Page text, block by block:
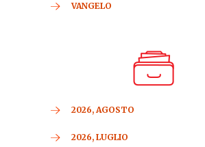
VANGELO
2026, AGOSTO
2026, LUGLIO